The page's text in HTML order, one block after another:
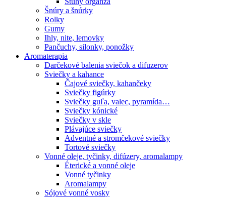
Šnúry a šnúrky
Rolky
Gumy
Ihly, nite, lemovky
Pančuchy, silonky, ponožky
Aromaterapia
Darčekové balenia sviečok a difuzerov
Sviečky a kahance
Čajové sviečky, kahančeky
Sviečky figúrky
Sviečky guľa, valec, pyramída…
Sviečky kónické
Sviečky v skle
Plávajúce sviečky
Adventné a stromčekové sviečky
Tortové sviečky
Vonné oleje, tyčinky, difúzery, aromalampy
Éterické a vonné oleje
Vonné tyčinky
Aromalampy
Sójové vonné vosky